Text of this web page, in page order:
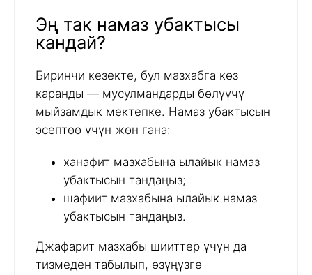
Эң так намаз убактысы
кандай?
Биринчи кезекте, бул мазхабга көз
каранды — мусулмандарды бөлүүчү
мыйзамдык мектепке. Намаз убактысын
эсептөө үчүн жөн гана:
ханафит мазхабына ылайык намаз
убактысын тандаңыз;
шафиит мазхабына ылайык намаз
убактысын тандаңыз.
Джафарит мазхабы шииттер үчүн да
тизмеден табылып, өзүңүзгө